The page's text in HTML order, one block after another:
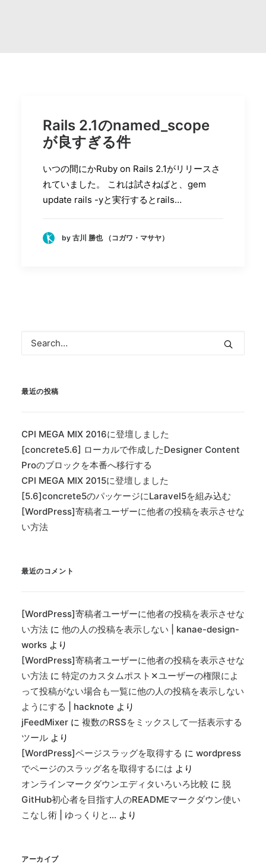
Rails 2.1のnamed_scope
が良すぎる件
いつの間にかRuby on Rails 2.1がリリースさ
れていました。 これは試さねばと、gem
update rails -yと実行するとrails…
by 古川 勝也 （コガワ・マサヤ）
最近の投稿
CPI MEGA MIX 2016に登壇しました
[concrete5.6] ローカルで作成したDesigner Content
Proのブロックを本番へ移行する
CPI MEGA MIX 2015に登壇しました
[5.6]concrete5のパッケージにLaravel5を組み込む
[WordPress]寄稿者ユーザーに他者の投稿を表示させな
い方法
最近のコメント
[WordPress]寄稿者ユーザーに他者の投稿を表示させな
い方法 に 他の人の投稿を表示しない | kanae-design-
works より
[WordPress]寄稿者ユーザーに他者の投稿を表示させな
い方法 に 特定のカスタムポスト✕ユーザーの権限によ
って投稿がない場合も一覧に他の人の投稿を表示しない
ようにする | hacknote より
jFeedMixer に 複数のRSSをミックスして一括表示する
ツール より
[WordPress]ページスラッグを取得する に wordpress
でページのスラッグ名を取得するには より
オンラインマークダウンエディタいろいろ比較 に 脱
GitHub初心者を目指す人のREADMEマークダウン使い
こなし術 | ゆっくりと… より
アーカイブ